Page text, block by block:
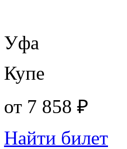
Уфа
Купе
от 7 858 ₽
Найти билет